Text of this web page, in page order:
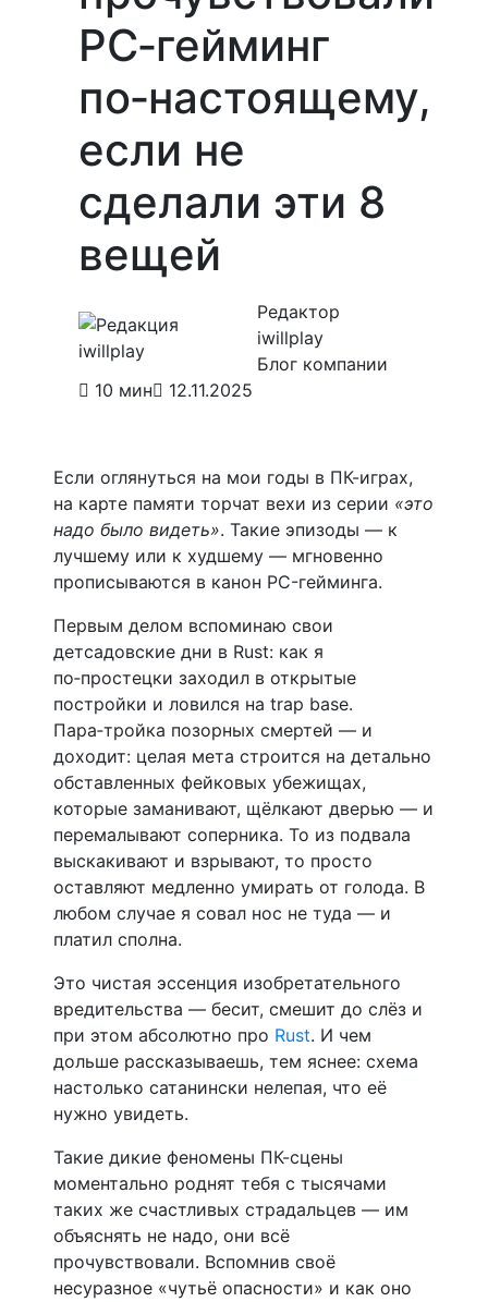
PC‑гейминг
по‑настоящему,
если не
сделали эти 8
вещей
Редактор
iwillplay
Блог компании
10 мин
12.11.2025
Если оглянуться на мои годы в ПК-играх,
на карте памяти торчат вехи из серии «это
надо было видеть». Такие эпизоды — к
лучшему или к худшему — мгновенно
прописываются в канон PC-гейминга.
Первым делом вспоминаю свои
детсадовские дни в Rust: как я
по‑простецки заходил в открытые
постройки и ловился на trap base.
Пара‑тройка позорных смертей — и
доходит: целая мета строится на детально
обставленных фейковых убежищах,
которые заманивают, щёлкают дверью — и
перемалывают соперника. То из подвала
выскакивают и взрывают, то просто
оставляют медленно умирать от голода. В
любом случае я совал нос не туда — и
платил сполна.
Это чистая эссенция изобретательного
вредительства — бесит, смешит до слёз и
при этом абсолютно про Rust. И чем
дольше рассказываешь, тем яснее: схема
настолько сатанински нелепая, что её
нужно увидеть.
Такие дикие феномены ПК-сцены
моментально роднят тебя с тысячами
таких же счастливых страдальцев — им
объяснять не надо, они всё
прочувствовали. Вспомнив своё
несуразное «чутьё опасности» и как оно